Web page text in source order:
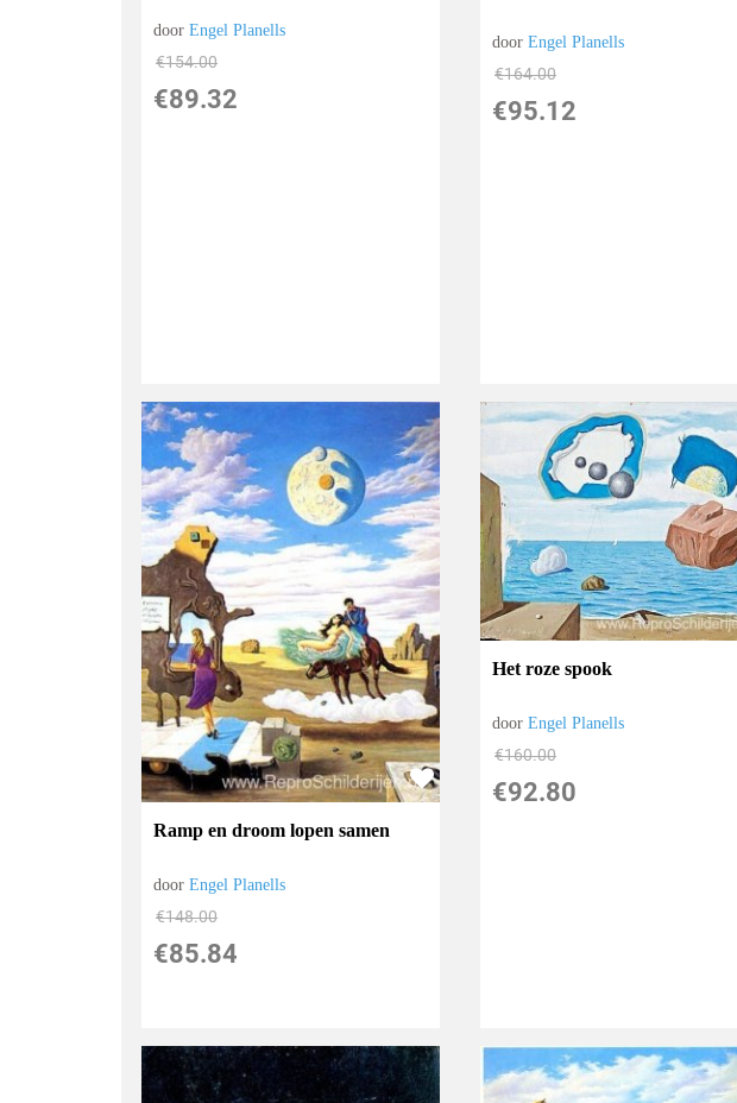
doorEngel Planells
€154.00
€89.32
doorEngel Planells
€164.00
€95.12
Ramp en droom lopen samen
doorEngel Planells
€148.00
€85.84
Het roze spook
doorEngel Planells
€160.00
€92.80